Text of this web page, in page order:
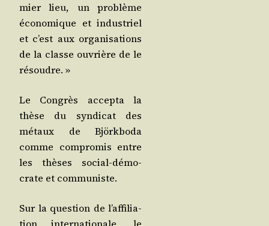
mier lieu, un pro­blème
éco­no­mique et indus­triel
et c’est aux orga­ni­sa­tions
de la classe ouvrière de le
résoudre. »
Le Congrès accep­ta la
thèse du syn­di­cat des
métaux de Björk­bo­da
comme com­pro­mis entre
les thèses social-démo­
crate et communiste.
Sur la ques­tion de l’af­fi­lia­